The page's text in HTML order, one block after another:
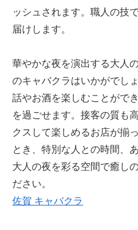
ッシュされます。職人の技
届けします。
華やかな夜を演出する大人
のキャバクラはいかがでし
話やお酒を楽しむことがで
を過ごせます。接客の質も
クスして楽しめるお店が揃
とき、特別な人との時間、
大人の夜を彩る空間で癒し
ださい。
佐賀 キャバクラ